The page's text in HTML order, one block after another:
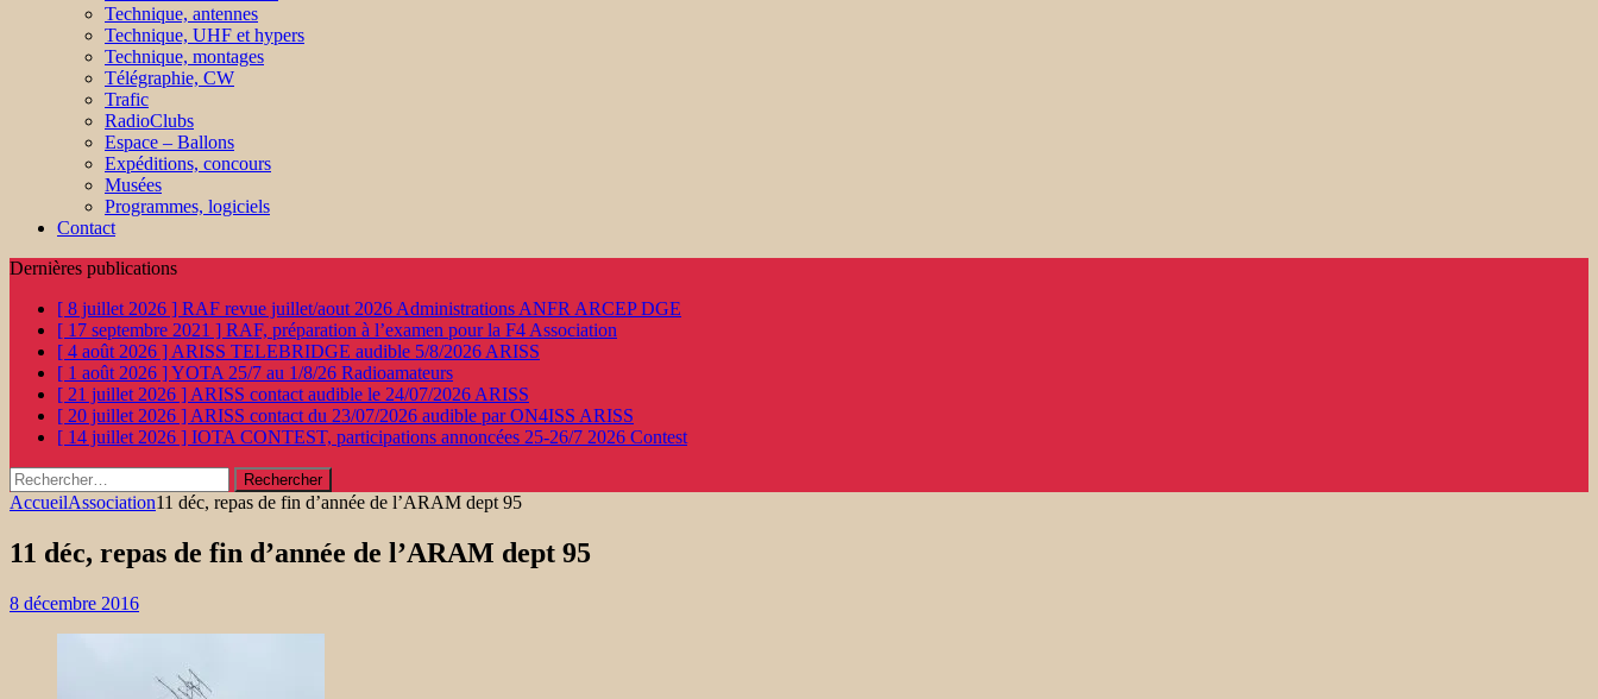
Technique, antennes
Technique, UHF et hypers
Technique, montages
Télégraphie, CW
Trafic
RadioClubs
Espace – Ballons
Expéditions, concours
Musées
Programmes, logiciels
Contact
Dernières publications
[ 8 juillet 2026 ] RAF revue juillet/aout 2026 Administrations ANFR ARCEP DGE
[ 17 septembre 2021 ] RAF, préparation à l’examen pour la F4 Association
[ 4 août 2026 ] ARISS TELEBRIDGE audible 5/8/2026 ARISS
[ 1 août 2026 ]YOTA 25/7 au 1/8/26 Radioamateurs
[ 21 juillet 2026 ] ARISS contact audible le 24/07/2026 ARISS
[ 20 juillet 2026 ] ARISS contact du 23/07/2026 audible par ON4ISS ARISS
[ 14 juillet 2026 ] IOTA CONTEST, participations annoncées 25-26/7 2026 Contest
Rechercher :
AccueilAssociation11 déc, repas de fin d’année de l’ARAM dept 95
11 déc, repas de fin d’année de l’ARAM dept 95
8 décembre 2016